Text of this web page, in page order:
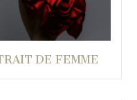
DE FEMME